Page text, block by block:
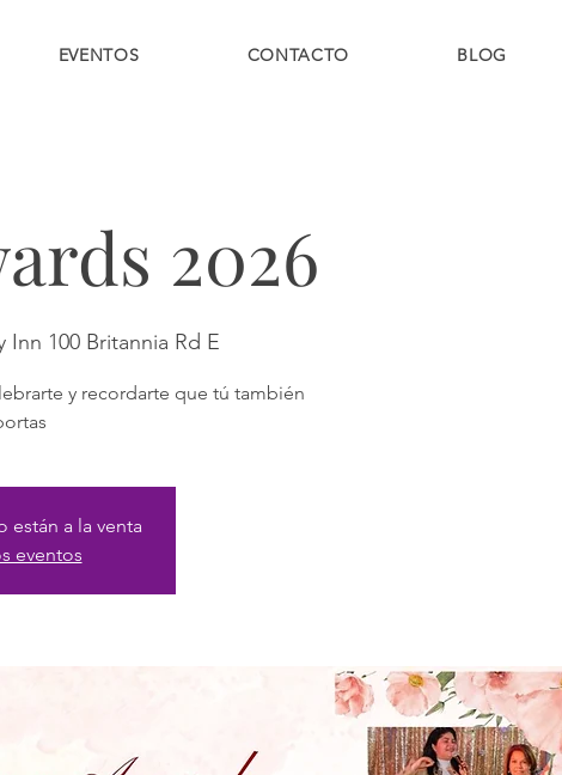
EVENTOS CONTACTO BLOG
2026
Inn 100 Britannia Rd E
y recordarte que tú también
están a la venta
eventos